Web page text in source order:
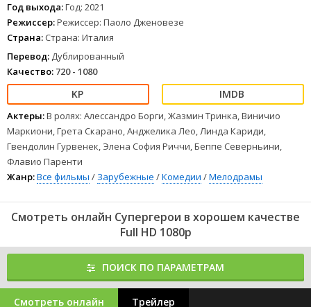
Год выхода:Год: 2021
Режиссер:Режиссер: Паоло Дженовезе
Страна: Страна: Италия
Перевод: Дублированный
Качество: 720 - 1080
Актеры:В ролях: Алессандро Борги, Жазмин Тринка, Виничио
Маркиони, Грета Скарано, Анджелика Лео, Линда Кариди,
Гвендолин Гурвенек, Элена София Риччи, Беппе Северньини,
Флавио Паренти
Жанр:Все фильмы / Зарубежные /Комедии /Мелодрамы
Смотреть онлайн Супергерои в хорошем качестве
Full HD 1080p
ПОИСК ПО ПАРАМЕТРАМ
Смотреть онлайн Трейлер